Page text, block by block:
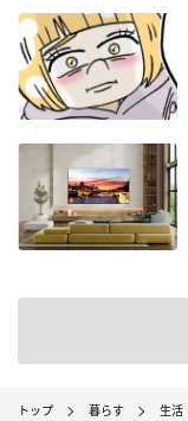
トップ 暮らす 生活